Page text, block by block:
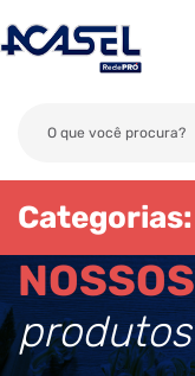
Categorias:
NOSSOS
produtos